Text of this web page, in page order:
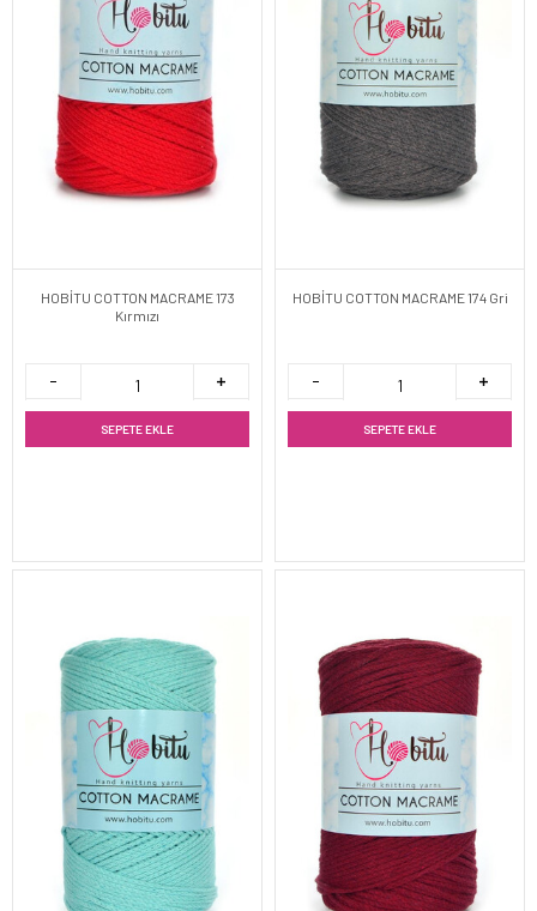
HOBİTU COTTON MACRAME 173
Kırmızı
SEPETE EKLE
HOBİTU COTTON MACRAME 174 Gri
SEPETE EKLE